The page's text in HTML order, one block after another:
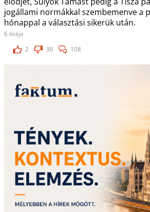
jogállami normákkal szembemenve a
hónappal a választási sikerük után.
6 órája
2
39 108